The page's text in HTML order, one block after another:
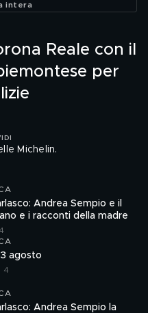
intera
Reale con il
per
Michelin.
Andrea Sempio e il
e i racconti della madre
agosto
4
Andrea Sempio la